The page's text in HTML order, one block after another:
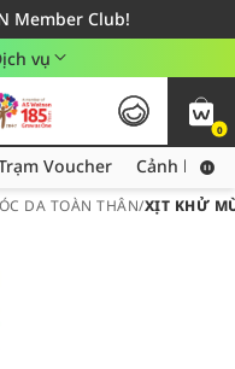
Member Club!
hàng từ 249,000Đ
khu vực TP. Hồ Chí Minh
vụ
0
Thu thập thêm voucher hot tại Trạm Voucher Voucher Cảnh báo
DA TOÀN THÂN/XỊT KHỬ